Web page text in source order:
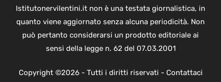
Istitutonervilentini.it non è una testata giornalistica, in
quanto viene aggiornato senza alcuna periodicità. Non
può pertanto considerarsi un prodotto editoriale ai
sensi della legge n. 62 del 07.03.2001
Copyright ©2026 - Tutti i diritti riservati - Contattaci